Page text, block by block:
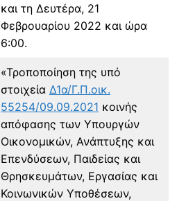
και τη Δευτέρα, 21
Φεβρουαρίου 2022 και ώρα
6:00.
«Τροποποίηση της υπό
στοιχεία Δ1α/Γ.Π.οικ.
55254/09.09.2021 κοινής
απόφασης των Υπουργών
Οικονομικών, Ανάπτυξης και
Επενδύσεων, Παιδείας και
Θρησκευμάτων, Εργασίας και
Κοινωνικών Υποθέσεων,